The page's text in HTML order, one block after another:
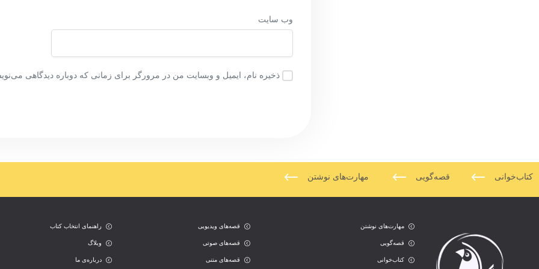
وب‌ سایت
ذخیره نام، ایمیل و وبسایت من در مرورگر برای زمانی که دوباره دیدگاهی
کتاب‌خوانی قصه‌گویی مهارت‌های نوشتن
مهارت‌های نوشتن
قصه‌گویی
کتاب‌خوانی
قصه‌های ویدیویی
قصه‌های صوتی
قصه‌های متنی
راهنمای انتخاب کتاب
وبلاگ
درباره‌ی ما